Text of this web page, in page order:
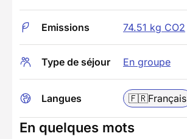
Emissions 74.51 kg CO2
Type de séjour En groupe
Langues 🇫🇷Français
En quelques mots